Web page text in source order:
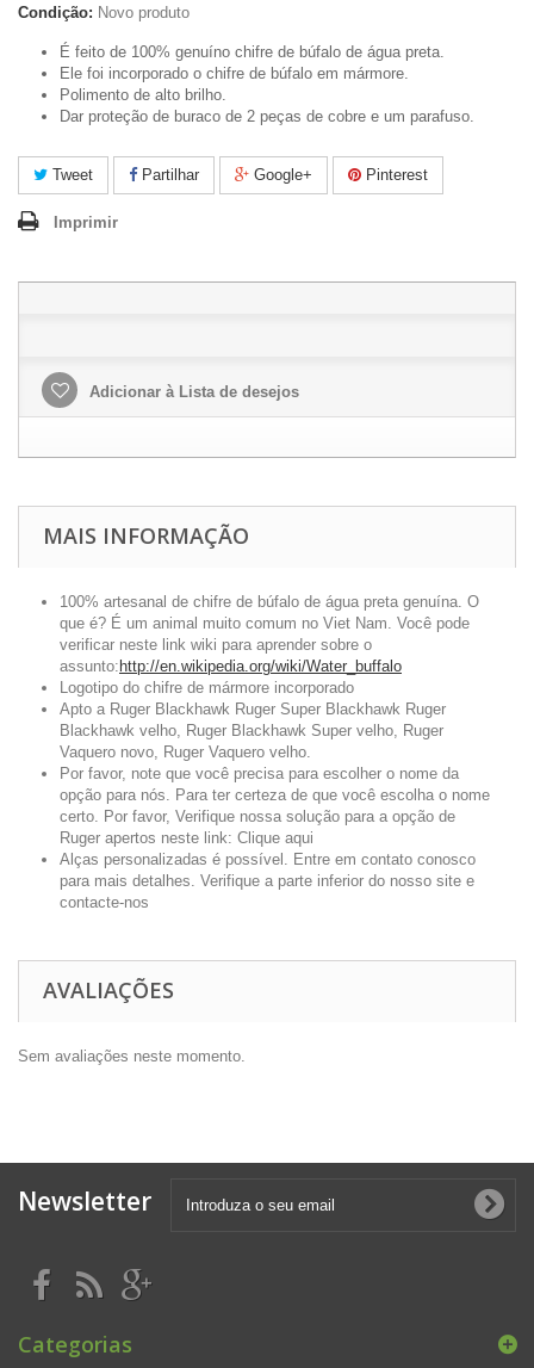
Condição: Novo produto
É feito de 100% genuíno chifre de búfalo de água preta.
Ele foi incorporado o chifre de búfalo em mármore.
Polimento de alto brilho.
Dar proteção de buraco de 2 peças de cobre e um parafuso.
Tweet Partilhar Google+ Pinterest
Imprimir
Adicionar à Lista de desejos
MAIS INFORMAÇÃO
100% artesanal de chifre de búfalo de água preta genuína. O
que é? É um animal muito comum no Viet Nam. Você pode
verificar neste link wiki para aprender sobre o
assunto: http://en.wikipedia.org/wiki/Water_buffalo
Logotipo do chifre de mármore incorporado
Apto a Ruger Blackhawk Ruger Super Blackhawk Ruger
Blackhawk velho, Ruger Blackhawk Super velho, Ruger
Vaquero novo, Ruger Vaquero velho.
Por favor, note que você precisa para escolher o nome da
opção para nós. Para ter certeza de que você escolha o nome
certo. Por favor, Verifique nossa solução para a opção de
Ruger apertos neste link: Clique aqui
Alças personalizadas é possível. Entre em contato conosco
para mais detalhes. Verifique a parte inferior do nosso site e
contacte-nos
AVALIAÇÕES
Sem avaliações neste momento.
Newsletter
Categorias